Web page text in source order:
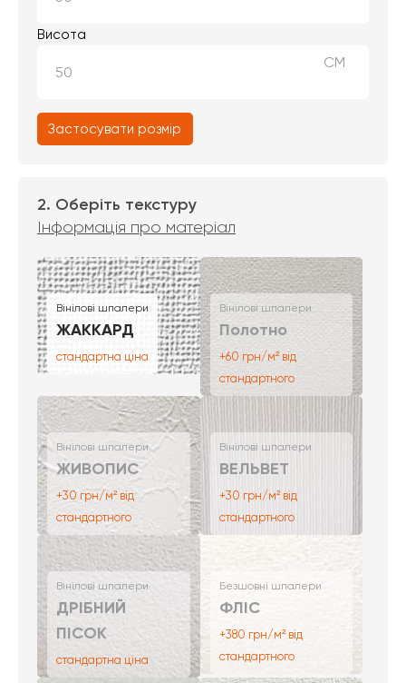
Висота
СМ
Застосувати розмір
2. Оберіть текстуру
Інформація про матеріал
Вінілові шпалери
ЖАККАРД
стандартна ціна
Вінілові шпалери
Полотно
+60 грн/м² від
стандартного
Вінілові шпалери
ЖИВОПИС
+30 грн/м² від
стандартного
Вінілові шпалери
ВЕЛЬВЕТ
+30 грн/м² від
стандартного
Вінілові шпалери
ДРІБНИЙ
ПІСОК
стандартна ціна
Безшовні шпалери
ФЛІС
+380 грн/м² від
стандартного